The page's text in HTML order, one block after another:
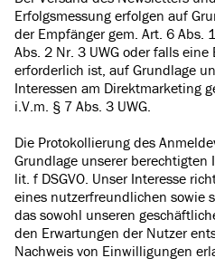
Erfolgsmessung erfolgen auf
der Empfänger gem. Art. 6 Abs.
Abs. 2 Nr. 3 UWG oder falls
erforderlich ist, auf Grundlage
Interessen am Direktmarketing
i.V.m. § 7 Abs. 3 UWG.
Die Protokollierung des
Grundlage unserer berechtigten
lit. f DSGVO. Unser Interesse
eines nutzerfreundlichen sowie
das sowohl unseren
den Erwartungen der Nutzer
Nachweis von Einwilligungen